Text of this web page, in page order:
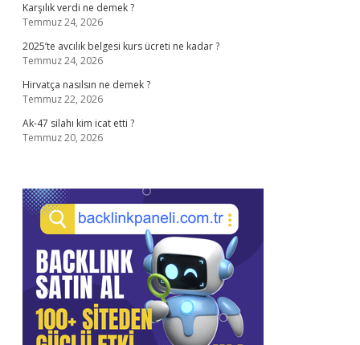
Karşılık verdi ne demek ?
Temmuz 24, 2026
2025’te avcılık belgesi kurs ücreti ne kadar ?
Temmuz 24, 2026
Hirvatça nasılsın ne demek ?
Temmuz 22, 2026
Ak-47 silahı kim icat etti ?
Temmuz 20, 2026